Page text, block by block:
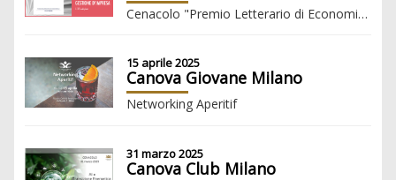
Cenacolo "Premio Letterario di Economia e Gestione d'Impresa 2025" - VIII edizione
15 aprile 2025
Canova Giovane Milano
Networking Aperitif
31 marzo 2025
Canova Club Milano